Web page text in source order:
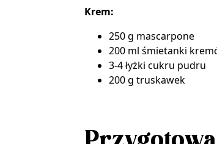
Krem:
250 g mascarpone
200 ml śmietanki
3-4 łyżki cukru pudru
200 g truskawek